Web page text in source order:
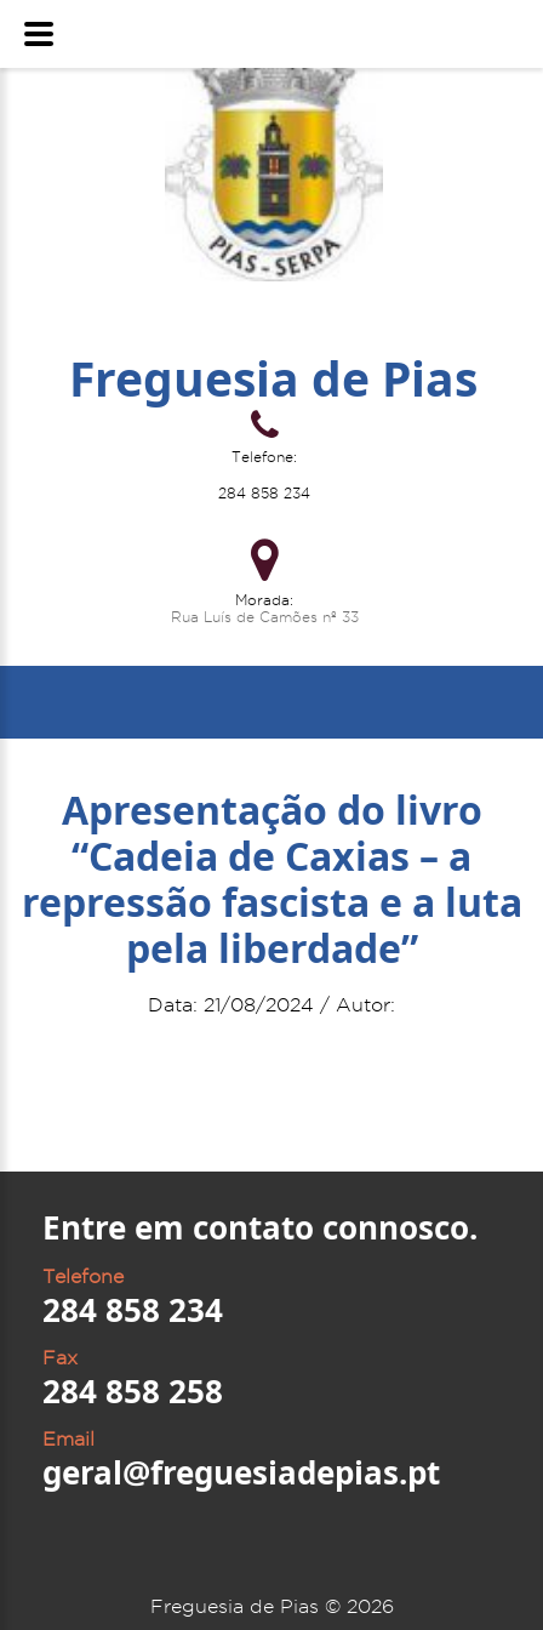
Freguesia de Pias
Telefone:
284 858 234
Morada:
Rua Luís de Camões nº 33
Apresentação do livro
“Cadeia de Caxias – a
repressão fascista e a luta
pela liberdade”
Data: 21/08/2024 / Autor:
Entre em contato connosco.
Telefone
284 858 234
Fax
284 858 258
Email
geral@freguesiadepias.pt
Freguesia de Pias © 2026